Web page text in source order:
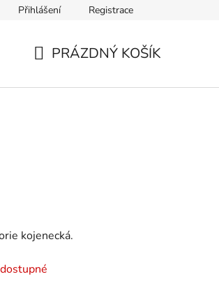
Přihlášení Registrace
PRÁZDNÝ KOŠÍK
kojenecká.